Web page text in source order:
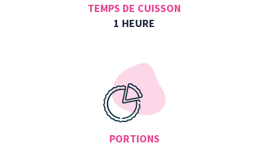
TEMPS DE CUISSON
1 HEURE
PORTIONS